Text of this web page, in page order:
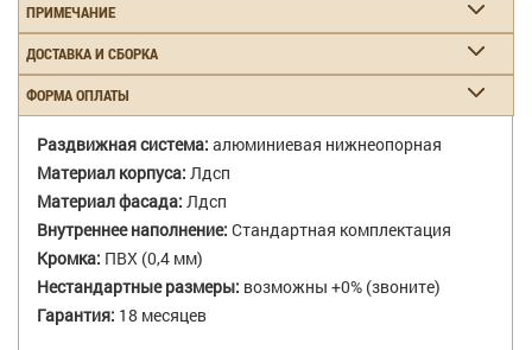
ПРИМЕЧАНИЕ
ДОСТАВКА И СБОРКА
ФОРМА ОПЛАТЫ
Раздвижная система: алюминиевая нижнеопорная
Материал корпуса: Лдсп
Материал фасада: Лдсп
Внутреннее наполнение: Стандартная комплектация
Кромка: ПВХ (0,4 мм)
Нестандартные размеры: возможны +0% (звоните)
Гарантия: 18 месяцев